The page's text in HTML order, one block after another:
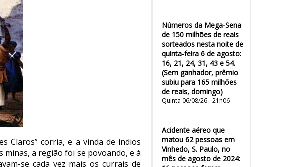
Números da Mega-Sena
de 150 milhões de reais
sorteados nesta noite de
quinta-feira 6 de agosto:
16, 21, 24, 31, 43 e 54.
(Sem ganhador, prêmio
subiu para 165 milhões
de reais, domingo)
Quinta 06/08/26 - 21h06
Acidente aéreo que
matou 62 pessoas em
Vinhedo, S. Paulo, no
mês de agosto de 2024:
Claros” corria, e a vinda de índios
a região foi se povoando, e à
se cada vez mais os currais de